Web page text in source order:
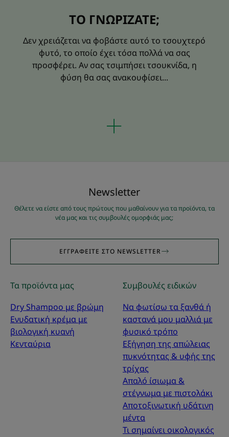
ΤΟ ΓΝΩΡΙΖΑΤΕ;
Δεν χρειάζεται να φοβάστε αυτό το τσουχτερό
φυτό, το οποίο έχει τόσα πολλά να σας
προσφέρει. Αν σας τσιμπήσει τσουκνίδα, η
φύση θα σας ανακουφίσει...
Νewsletter
Θέλετε να είστε από τους πρώτους που μαθαίνουν για τα προϊόντα, τα
νέα μας και τις συμβουλές ομορφιάς μας;
ΕΓΓΡΑΦΕΊΤΕ ΣΤΟ NEWSLETTER
Τα προϊόντα μας
Dry Shampoo με βρώμη
Ενυδατική κρέμα με
βιολογική κυανή
Κενταύρια
Συμβουλές ειδικών
Να φωτίσω τα ξανθά ή
καστανά μου μαλλιά με
φυσικό τρόπο
Εξήγηση της απώλειας
πυκνότητας & υφής της
τρίχας
Απαλό ίσιωμα &
στέγνωμα με πιστολάκι
Αποτοξινωτική υδάτινη
μέντα
Τι σημαίνει οικολογικός